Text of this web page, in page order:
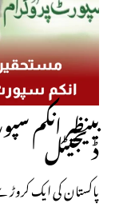
بینظیر انکم
ڈیجیٹل
پاکستان کی ایک